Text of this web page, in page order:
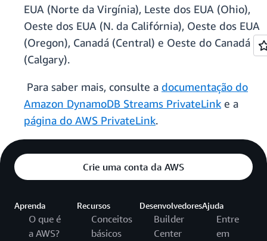
EUA (Norte da Virgínia), Leste dos EUA (Ohio),
Oeste dos EUA (N. da Califórnia), Oeste dos EUA
(Oregon), Canadá (Central) e Oeste do Canadá
(Calgary).
Para saber mais, consulte a documentação do
Amazon DynamoDB Streams PrivateLink e a
página do AWS PrivateLink.
Crie uma conta da AWS
Aprenda
O que é
a AWS?
Recursos
Conceitos
básicos
Desenvolvedores
Builder
Center
Ajuda
Entre
em